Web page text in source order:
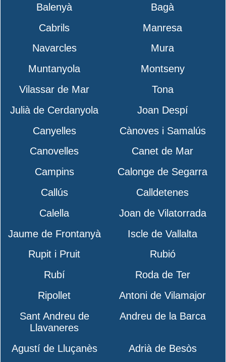
Balenyà
Bagà
Cabrils
Manresa
Navarcles
Mura
Muntanyola
Montseny
Vilassar de Mar
Tona
Julià de Cerdanyola
Joan Despí
Canyelles
Cànoves i Samalús
Canovelles
Canet de Mar
Campins
Calonge de Segarra
Callús
Calldetenes
Calella
Joan de Vilatorrada
Jaume de Frontanyà
Iscle de Vallalta
Rupit i Pruit
Rubió
Rubí
Roda de Ter
Ripollet
Antoni de Vilamajor
Sant Andreu de
Llavaneres
Andreu de la Barca
Agustí de Lluçanès
Adrià de Besòs